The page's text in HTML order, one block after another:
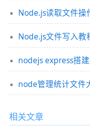
Node.js读取文件操
Node.js文件写入教
nodejs express搭
相关文章